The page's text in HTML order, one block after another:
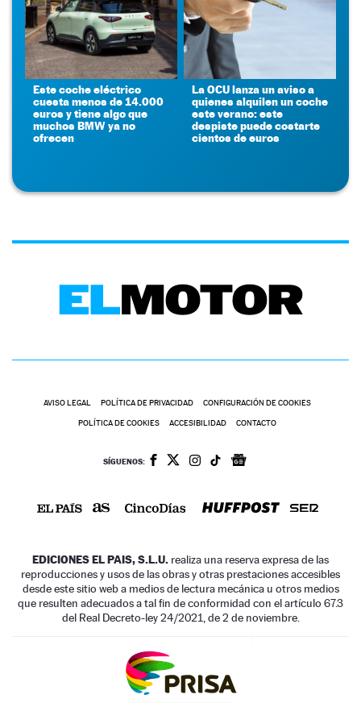
Este coche eléctrico
cuesta menos de 14.000
euros y tiene algo que
muchos BMW ya no
ofrecen
La OCU lanza un aviso a
quienes alquilen un coche
este verano: este
despiste puede costarte
cientos de euros
AVISO LEGAL POLÍTICA DE PRIVACIDAD CONFIGURACIÓN DE COOKIES
POLÍTICA DE COOKIES ACCESIBILIDAD CONTACTO
SÍGUENOS:
EDICIONES EL PAIS, S.L.U. realiza una reserva expresa de las
reproducciones y usos de las obras y otras prestaciones accesibles
desde este sitio web a medios de lectura mecánica u otros medios
que resulten adecuados a tal fin de conformidad con el artículo 67.3
del Real Decreto-ley 24/2021, de 2 de noviembre.